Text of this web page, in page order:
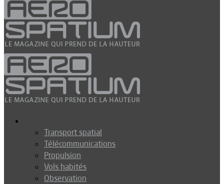
Transport spatial
Télécommunications
Propulsion
Vols habités
Observation